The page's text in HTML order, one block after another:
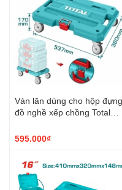
Ván lăn dùng cho hộp đựng
đồ nghề xếp chồng Total
595.000₫